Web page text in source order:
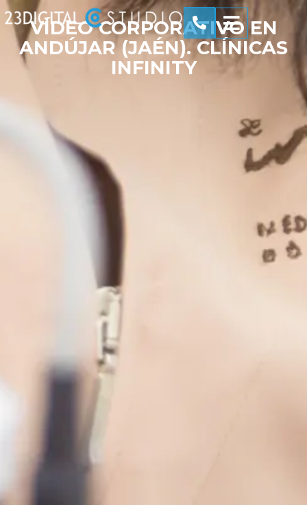
VÍDEO CORPORATIVO EN
ANDÚJAR (JAÉN). CLÍNICAS
INFINITY